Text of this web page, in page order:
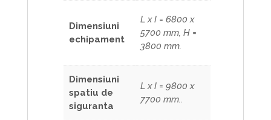
Dimensiuni
echipament
L x I = 6800 x
5700 mm, H =
3800 mm.
Dimensiuni
spatiu de
siguranta
L x I = 9800 x
7700 mm..